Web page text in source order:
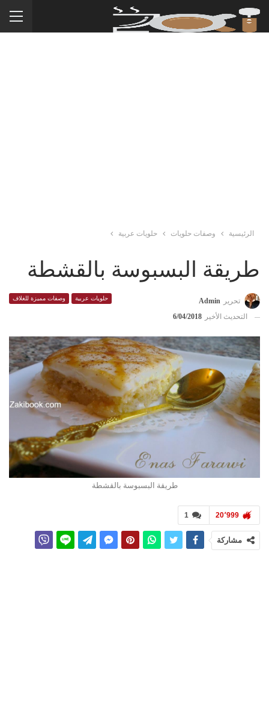
الرئيسية وصفات حلويات حلويات عربية
طريقة البسبوسة بالقشطة
حلويات عربية وصفات مميزة للغلاف تحرير
Admin
التحديث الأخير
6/04/2018
طريقة البسبوسة بالقشطة
1 20٬999
مشاركة